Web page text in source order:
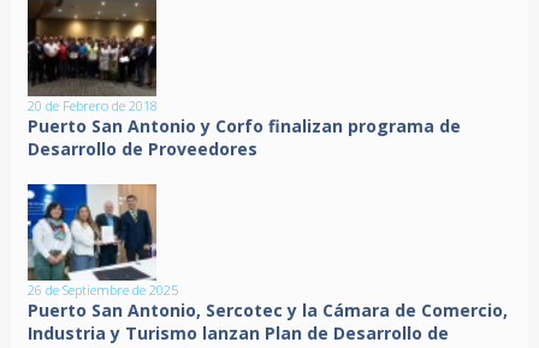
20 de Febrero de 2018
Puerto San Antonio y Corfo finalizan programa de
Desarrollo de Proveedores
26 de Septiembre de 2025
Puerto San Antonio, Sercotec y la Cámara de Comercio,
Industria y Turismo lanzan Plan de Desarrollo de